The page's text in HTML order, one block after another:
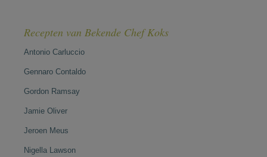
Recepten van Bekende Chef Koks
Antonio Carluccio
Gennaro Contaldo
Gordon Ramsay
Jamie Oliver
Jeroen Meus
Nigella Lawson